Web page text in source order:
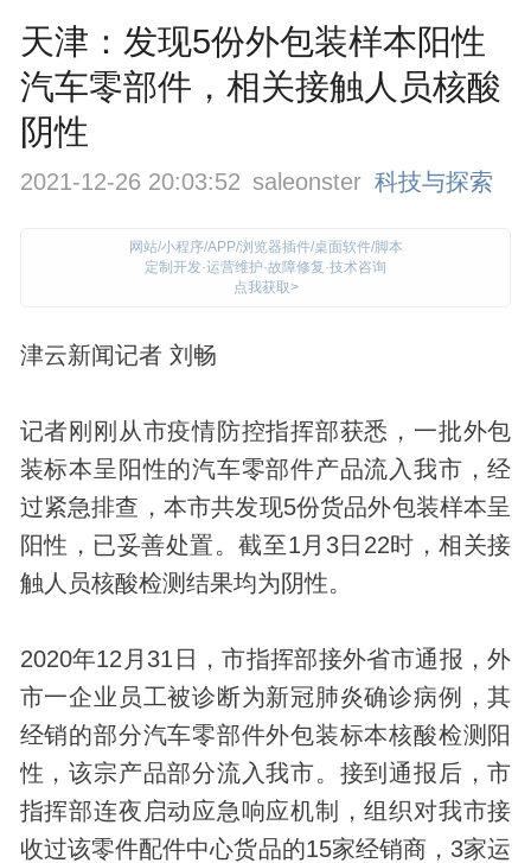
天津：发现5份外包装样本阳性
汽车零部件，相关接触人员核酸
阴性
2021-12-26 20:03:52 saleonster 科技与探索
网站/小程序/APP/浏览器插件/桌面软件/脚本
定制开发·运营维护·故障修复·技术咨询
点我获取>
津云新闻记者 刘畅
记者刚刚从市疫情防控指挥部获悉，一批外包
装标本呈阳性的汽车零部件产品流入我市，经
过紧急排查，本市共发现5份货品外包装样本呈
阳性，已妥善处置。截至1月3日22时，相关接
触人员核酸检测结果均为阴性。
2020年12月31日，市指挥部接外省市通报，外
市一企业员工被诊断为新冠肺炎确诊病例，其
经销的部分汽车零部件外包装标本核酸检测阳
性，该宗产品部分流入我市。接到通报后，市
指挥部连夜启动应急响应机制，组织对我市接
收过该零件配件中心货品的15家经销商，3家运